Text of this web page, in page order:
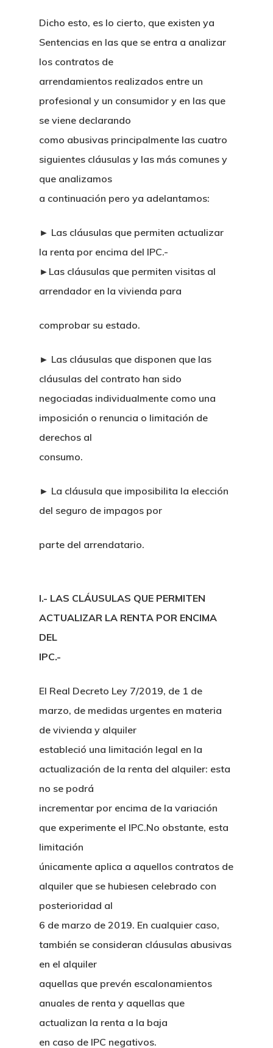
Dicho esto, es lo cierto, que existen ya
Sentencias en las que se entra a analizar
los contratos de
arrendamientos realizados entre un
profesional y un consumidor y en las que
se viene declarando
como abusivas principalmente las cuatro
siguientes cláusulas y las más comunes y
que analizamos
a continuación pero ya adelantamos:
► Las cláusulas que permiten actualizar
la renta por encima del IPC.-
►Las cláusulas que permiten visitas al
arrendador en la vivienda para
comprobar su estado.
► Las cláusulas que disponen que las
cláusulas del contrato han sido
negociadas individualmente como una
imposición o renuncia o limitación de
derechos al
consumo.
► La cláusula que imposibilita la elección
del seguro de impagos por
parte del arrendatario.
I.- LAS CLÁUSULAS QUE PERMITEN
ACTUALIZAR LA RENTA POR ENCIMA
DEL
IPC.-
El Real Decreto Ley 7/2019, de 1 de
marzo, de medidas urgentes en materia
de vivienda y alquiler
estableció una limitación legal en la
actualización de la renta del alquiler: esta
no se podrá
incrementar por encima de la variación
que experimente el IPC.No obstante, esta
limitación
únicamente aplica a aquellos contratos de
alquiler que se hubiesen celebrado con
posterioridad al
6 de marzo de 2019. En cualquier caso,
también se consideran cláusulas abusivas
en el alquiler
aquellas que prevén escalonamientos
anuales de renta y aquellas que
actualizan la renta a la baja
en caso de IPC negativos.